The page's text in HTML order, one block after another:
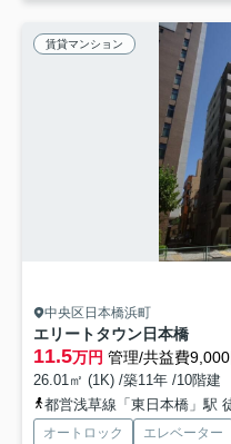
賃貸マンション
中央区日本橋浜町
エリートタウン日本橋
11.5万円 管理/共益費9,000
26.01㎡ (1K) /築11年 /10階建
都営浅草線「東日本橋」駅
オートロック エレベーター